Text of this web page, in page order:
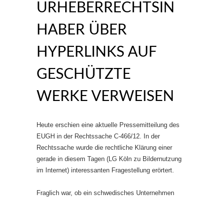
URHEBERRECHTSIN
HABER ÜBER
HYPERLINKS AUF
GESCHÜTZTE
WERKE VERWEISEN
Heute erschien eine aktuelle Pressemitteilung des
EUGH in der Rechtssache C-466/12. In der
Rechtssache wurde die rechtliche Klärung einer
gerade in diesem Tagen (LG Köln zu Bildernutzung
im Internet) interessanten Fragestellung erörtert.
Fraglich war, ob ein schwedisches Unternehmen